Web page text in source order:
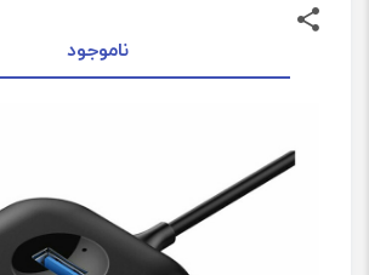
ناموجود